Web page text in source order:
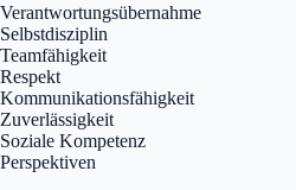
Verantwortungsübernahme
Selbstdisziplin
Teamfähigkeit
Respekt
Kommunikationsfähigkeit
Zuverlässigkeit
Soziale Kompetenz
Perspektiven